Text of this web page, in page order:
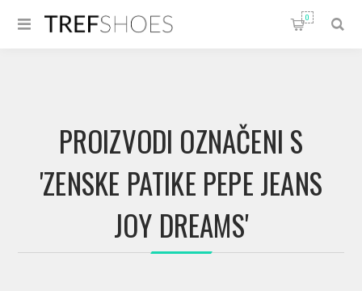
0
PROIZVODI OZNAČENI S
'ZENSKE PATIKE PEPE JEANS
JOY DREAMS'